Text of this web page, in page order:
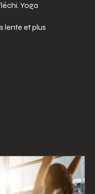
Yoga
lente et plus